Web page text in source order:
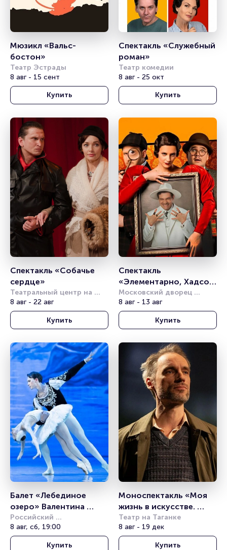
Мюзикл «Вальс-
бостон»
Театр Эстрады
8 авг - 15 сент
Купить
Спектакль «Служебный
роман»
Театр комедии
8 авг - 25 окт
Купить
Спектакль «Собачье
сердце»
Театральный центр на
Страстном
8 авг - 22 авг
Купить
Спектакль
«Элементарно, Хадсон!
Дело о собаке Б.»
Московский дворец
молодёжи
8 авг - 13 авг
Купить
Балет «Лебединое
озеро» Валентина
Грищенко
Российский
академический
молодёжный театр (РАМТ)
8 авг, сб, 19:00
Купить
Моноспектакль «Моя
жизнь в искусстве.
Василий Уриевский»
Театр на Таганке
8 авг - 19 дек
Купить